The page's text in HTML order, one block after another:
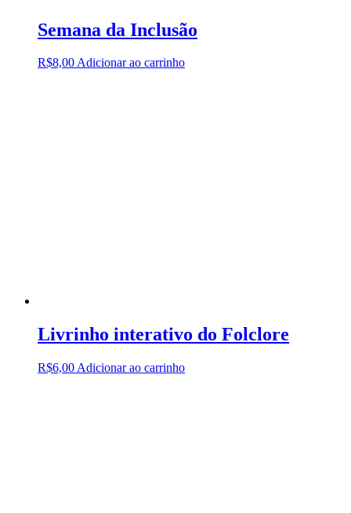
Semana da Inclusão
R$8,00Adicionar ao carrinho
Livrinho interativo do Folclore
R$6,00 Adicionar ao carrinho